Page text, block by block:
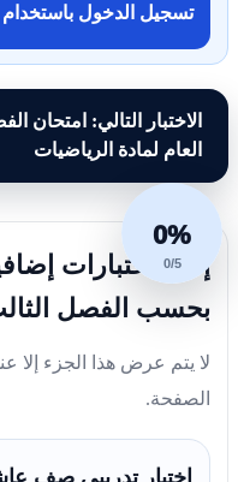
تسجيل الدخول باستخدام Google
الاختبار التالي: امتحان
العام لمادة الرياضيات
0%
0/5
إليك اختبارات
بحسب الفصل
لا يتم عرض هذا الجزء إلا
الصفحة.